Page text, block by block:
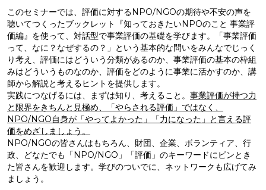
このセミナーでは、評価に対するNPO/NGOの期待や不安の声を
聴いてつくったブックレット『知っておきたいNPOのこと 事業評
価編』を使って、対話型で事業評価の基礎を学びます。「事業評価
って、なに？なぜするの？」という基本的な問いをみんなでじっく
り考え、評価にはどういう分類があるのか、事業評価の基本の枠組
みはどういうものなのか、評価をどのように事業に活かすのか、講
師から解説と考えるヒントを提供します。
実践につなげるには、まずは知り、考えること。 事業評価が持つ力
と限界をきちんと見極め、「やらされる評価」ではなく、
NPO/NGO自身が「やってよかった」「力になった」と言える評
価をめざしましょう。
NPO/NGOの皆さんはもちろん、財団、企業、ボランティア、行
政、どなたでも「NPO/NGO」「評価」のキーワードにピンとき
た皆さんを歓迎します。学びのついでに、ネットワークも広げてみ
ましょう。